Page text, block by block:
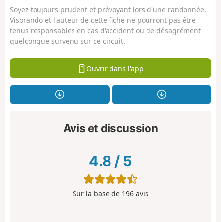
Soyez toujours prudent et prévoyant lors d'une randonnée.
Visorando et l'auteur de cette fiche ne pourront pas être
tenus responsables en cas d'accident ou de désagrément
quelconque survenu sur ce circuit.
Ouvrir dans l'app
Avis et discussion
4.8 / 5
Sur la base de 196 avis